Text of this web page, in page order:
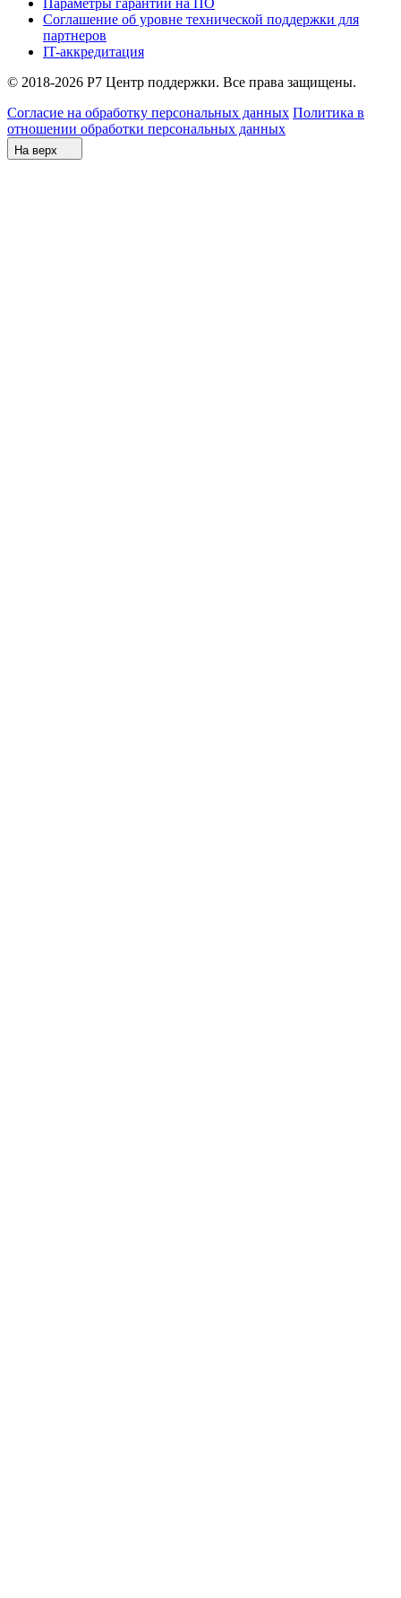
Соглашение об уровне технической поддержки для
партнеров
IT-аккредитация
© 2018-2026 Р7 Центр поддержки. Все права защищены.
Согласие на обработку персональных данных Политика в
отношении обработки персональных данных
На верх